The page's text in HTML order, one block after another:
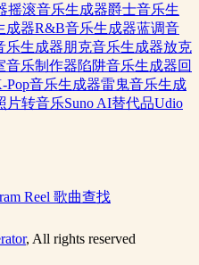
摇滚音乐生成器爵士音乐生
成器R&B音乐生成器蓝调音
乐生成器朋克音乐生成器放克
音乐制作器陷阱音乐生成器回
Pop音乐生成器雷鬼音乐生成
片转音乐Suno AI替代品Udio
Reel 歌曲查找
, All rights reserved